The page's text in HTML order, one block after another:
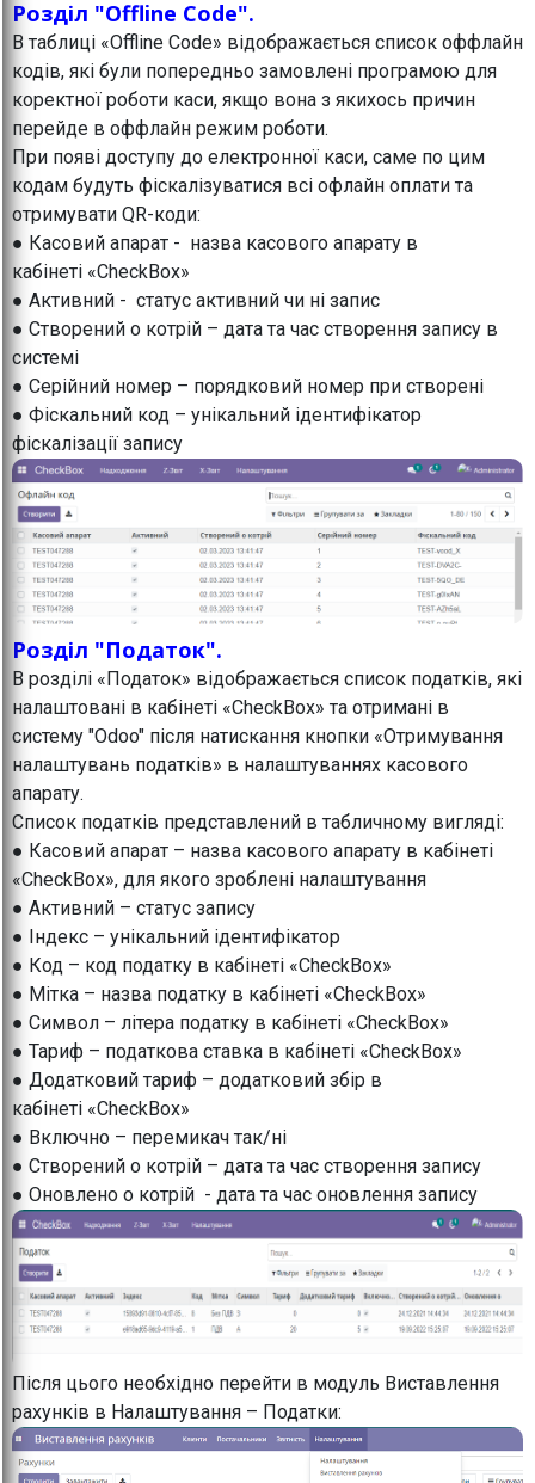
Розділ "Offline Code".
В таблиці «Offline Code» відображається список оффлайн
кодів, які були попередньо замовлені програмою для
коректної роботи каси, якщо вона з якихось причин
перейде в оффлайн режим роботи.
При появі доступу до електронної каси, саме по цим
кодам будуть фіскалізуватися всі офлайн оплати та
отримувати QR-коди:
● Касовий апарат - назва касового апарату в
кабінеті «CheckBox»
● Активний - статус активний чи ні запис
● Створений о котрій – дата та час створення запису в
системі
● Серійний номер – порядковий номер при створені
● Фіскальний код – унікальний ідентифікатор
фіскалізації запису
Розділ "Податок".
В розділі «Податок» відображається список податків, які
налаштовані в кабінеті «CheckBox» та отримані в
систему "Odoo" після натискання кнопки «Отримування
налаштувань податків» в налаштуваннях касового
апарату.
Список податків представлений в табличному вигляді:
● Касовий апарат – назва касового апарату в кабінеті
«CheckBox», для якого зроблені налаштування
● Активний – статус запису
● Індекс – унікальний ідентифікатор
● Код – код податку в кабінеті «CheckBox»
● Мітка – назва податку в кабінеті «CheckBox»
● Символ – літера податку в кабінеті «CheckBox»
● Тариф – податкова ставка в кабінеті «CheckBox»
● Додатковий тариф – додатковий збір в
кабінеті «CheckBox»
● Включно – перемикач так/ні
● Створений о котрій – дата та час створення запису
● Оновлено о котрій - дата та час оновлення запису
Після цього необхідно перейти в модуль Виставлення
рахунків в Налаштування – Податки: